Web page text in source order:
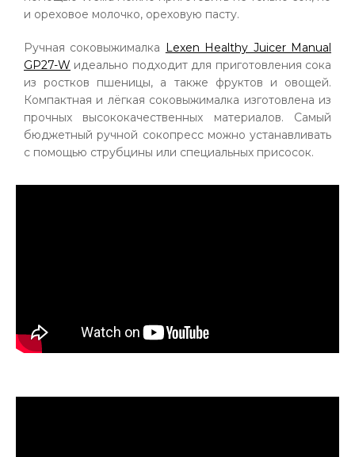
и ореховое молочко, ореховую пасту.
Ручная соковыжималка Lexen Healthy Juicer Manual
GP27-W идеально подходит для приготовления сока
из ростков пшеницы, а также фруктов и овощей.
Компактная и лёгкая соковыжималка изготовлена из
прочных высококачественных материалов. Самый
бюджетный ручной сокопресс можно устанавливать
с помощью струбцины или специальных присосок.